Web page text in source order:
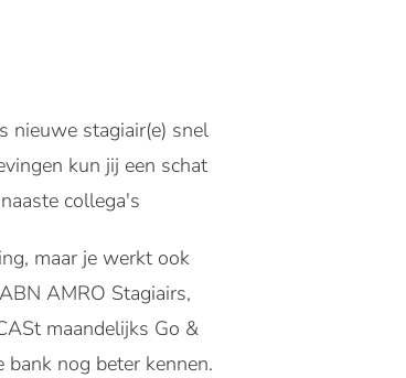
nieuwe stagiair(e) snel
kun jij een schat
collega's
maar je werkt ook
AMRO Stagiairs,
maandelijks Go &
bank nog beter kennen.